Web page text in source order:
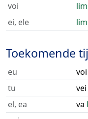
voi
ei, ele
Toekomende
eu voi
tu
vei
el, ea
va